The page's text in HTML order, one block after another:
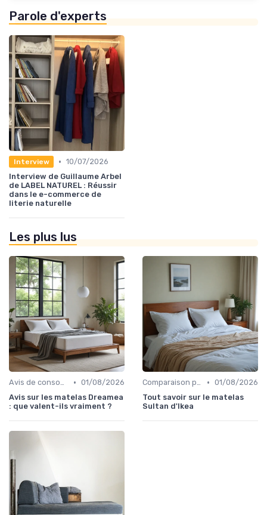
Parole d'experts
Interview • 10/07/2026
Interview de Guillaume Arbel
de LABEL NATUREL : Réussir
dans le e-commerce de
literie naturelle
Les plus lus
Avis de consommateurs • 01/08/2026
Avis sur les matelas Dreamea
: que valent-ils vraiment ?
Comparaison par marque • 01/08/2026
Tout savoir sur le matelas
Sultan d'Ikea